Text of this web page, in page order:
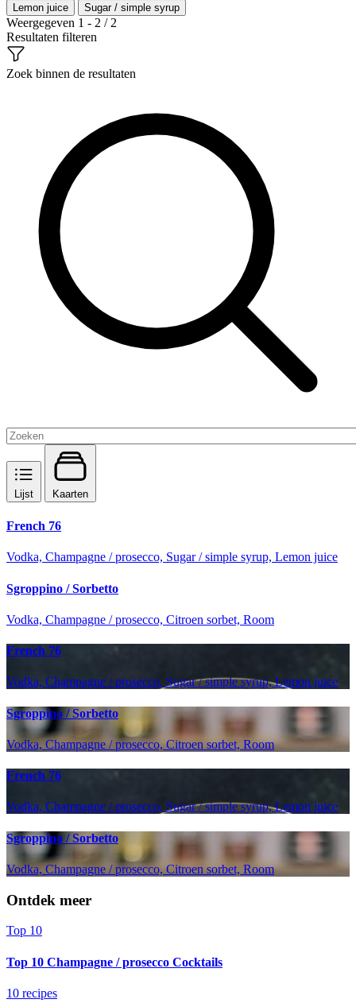
Lemon juice Sugar / simple syrup
Weergegeven 1 - 2 / 2
Resultaten filteren
Zoek binnen de resultaten
Lijst Kaarten
French 76
Vodka, Champagne / prosecco, Sugar / simple syrup, Lemon juice
Sgroppino / Sorbetto
Vodka, Champagne / prosecco, Citroen sorbet, Room
French 76
Vodka, Champagne / prosecco, Sugar / simple syrup, Lemon juice
Sgroppino / Sorbetto
Vodka, Champagne / prosecco, Citroen sorbet, Room
French 76
Vodka, Champagne / prosecco, Sugar / simple syrup, Lemon juice
Sgroppino / Sorbetto
Vodka, Champagne / prosecco, Citroen sorbet, Room
Ontdek meer
Top 10
Top 10 Champagne / prosecco Cocktails
10 recipes